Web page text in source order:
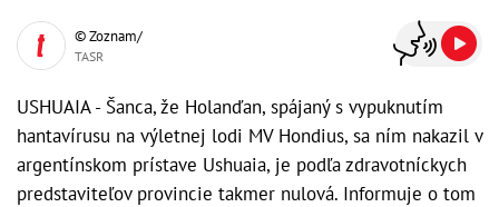
© Zoznam/
TASR
USHUAIA - Šanca, že Holanďan, spájaný s vypuknutím
hantavírusu na výletnej lodi MV Hondius, sa ním nakazil v
argentínskom prístave Ushuaia, je podľa zdravotníckych
predstaviteľov provincie takmer nulová. Informuje o tom